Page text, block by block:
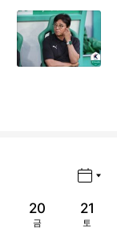
20
금
21
토